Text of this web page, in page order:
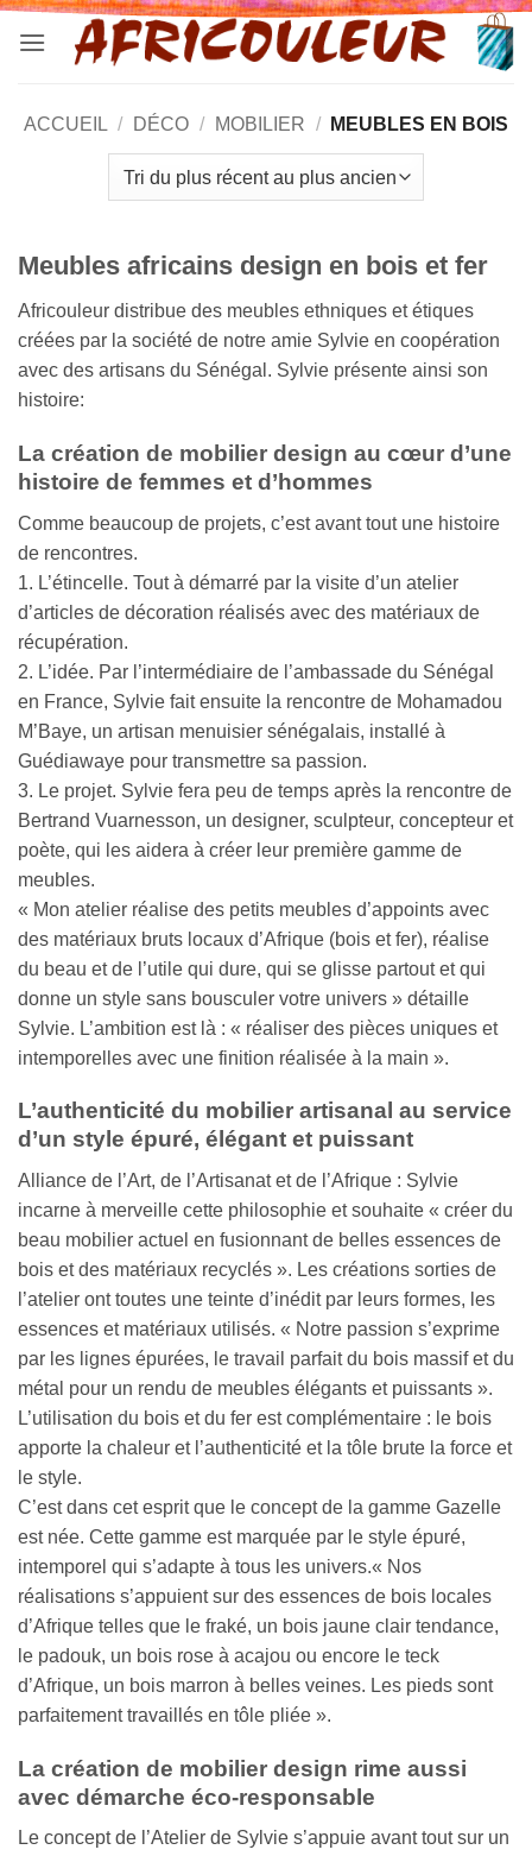
Passer
ACCUEIL / DÉCO / MOBILIER / MEUBLES EN BOIS
Meubles africains design en bois et fer
Africouleur distribue des meubles ethniques et étiques
créées par la société de notre amie Sylvie en coopération
avec des artisans du Sénégal. Sylvie présente ainsi son
histoire:
La création de mobilier design au cœur d’une
histoire de femmes et d’hommes
Comme beaucoup de projets, c’est avant tout une histoire
de rencontres.
1. L’étincelle. Tout à démarré par la visite d’un atelier
d’articles de décoration réalisés avec des matériaux de
récupération.
2. L’idée. Par l’intermédiaire de l’ambassade du Sénégal
en France, Sylvie fait ensuite la rencontre de Mohamadou
M’Baye, un artisan menuisier sénégalais, installé à
Guédiawaye pour transmettre sa passion.
3. Le projet. Sylvie fera peu de temps après la rencontre de
Bertrand Vuarnesson, un designer, sculpteur, concepteur et
poète, qui les aidera à créer leur première gamme de
meubles.
« Mon atelier réalise des petits meubles d’appoints avec
des matériaux bruts locaux d’Afrique (bois et fer), réalise
du beau et de l’utile qui dure, qui se glisse partout et qui
donne un style sans bousculer votre univers » détaille
Sylvie. L’ambition est là : « réaliser des pièces uniques et
intemporelles avec une finition réalisée à la main ».
L’authenticité du mobilier artisanal au service
d’un style épuré, élégant et puissant
Alliance de l’Art, de l’Artisanat et de l’Afrique : Sylvie
incarne à merveille cette philosophie et souhaite « créer du
beau mobilier actuel en fusionnant de belles essences de
bois et des matériaux recyclés ». Les créations sorties de
l’atelier ont toutes une teinte d’inédit par leurs formes, les
essences et matériaux utilisés. « Notre passion s’exprime
par les lignes épurées, le travail parfait du bois massif et du
métal pour un rendu de meubles élégants et puissants ».
L’utilisation du bois et du fer est complémentaire : le bois
apporte la chaleur et l’authenticité et la tôle brute la force et
le style.
C’est dans cet esprit que le concept de la gamme Gazelle
est née. Cette gamme est marquée par le style épuré,
intemporel qui s’adapte à tous les univers.« Nos
réalisations s’appuient sur des essences de bois locales
d’Afrique telles que le fraké, un bois jaune clair tendance,
le padouk, un bois rose à acajou ou encore le teck
d’Afrique, un bois marron à belles veines. Les pieds sont
parfaitement travaillés en tôle pliée ».
La création de mobilier design rime aussi
avec démarche éco-responsable
Le concept de l’Atelier de Sylvie s’appuie avant tout sur un